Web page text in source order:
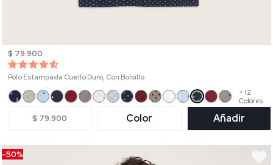
$ 79.900
Polo Estampada Cuello Duro, Con Bolsillo
+ 12
Colores
$ 79.900 Color Añadir
-50%